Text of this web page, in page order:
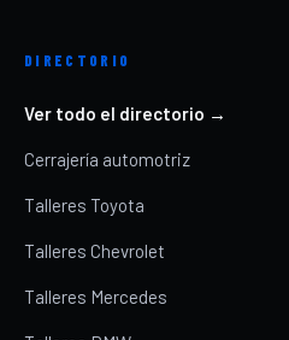
DIRECTORIO
Ver todo el directorio →
Cerrajería automotriz
Talleres Toyota
Talleres Chevrolet
Talleres Mercedes